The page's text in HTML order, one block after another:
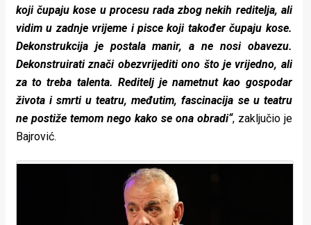
koji čupaju kose u procesu rada zbog nekih reditelja, ali
vidim u zadnje vrijeme i pisce koji također čupaju kose.
Dekonstrukcija je postala manir, a ne nosi obavezu.
Dekonstruirati znači obezvrijediti ono što je vrijedno, ali
za to treba talenta. Reditelj je nametnut kao gospodar
života i smrti u teatru, međutim, fascinacija se u teatru
ne postiže temom nego kako se ona obradi“, zaključio je
Bajrović.